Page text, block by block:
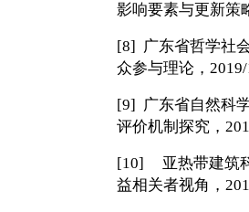
影响要素与更新策
[8] 广东省哲学社
众参与理论，
[9] 广东省自然科
评价机制探究，
[10]
亚热带建筑
益相关者视角，